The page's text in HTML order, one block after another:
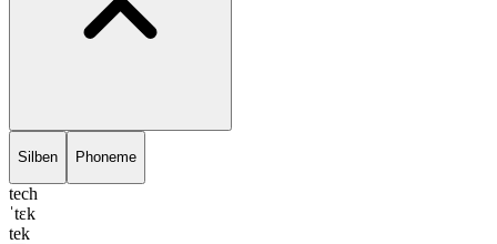
Silben Phoneme
tech
ˈtɛk
tek